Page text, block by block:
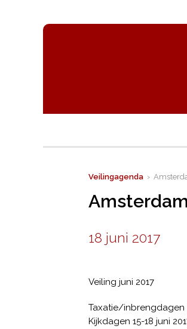
Veilingagenda ›
18 juni 2017
Veiling juni 2017
Taxatie/inbrengdagen
Kijkdagen 15-18 juni